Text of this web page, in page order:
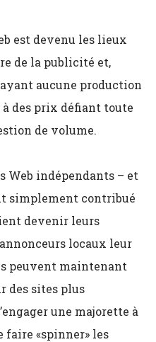
est devenu les lieux
de la publicité et,
aucune production
des prix défiant toute
de volume.
Web indépendants – et
simplement contribué
devenir leurs
locaux leur
peuvent maintenant
des sites plus
une majorette à
faire «spinner» les